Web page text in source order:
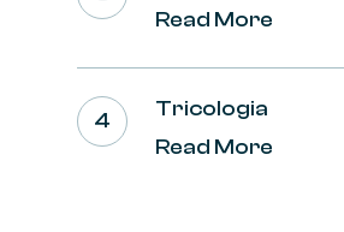
Read More
Tricologia
Read More